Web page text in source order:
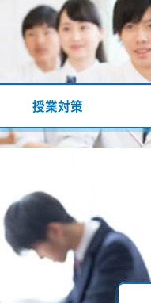
授業対策